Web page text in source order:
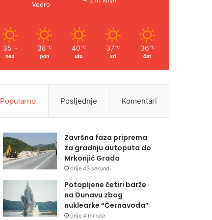
Vedro
35 ℃
ned
38 ℃
pon
40 ℃
uto
37 ℃
sri
36 ℃
čet
Popularno Posljednje Komentari
Završna faza priprema
za gradnju autoputa do
Mrkonjić Grada
prije 43 sekundi
Potopljene četiri barže
na Dunavu zbog
nuklearke “Černavoda”
prije 4 minute